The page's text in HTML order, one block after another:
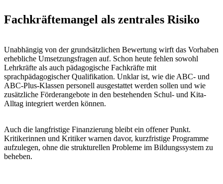
Fachkräftemangel als zentrales Risiko
Unabhängig von der grundsätzlichen Bewertung wirft das Vorhaben
erhebliche Umsetzungsfragen auf. Schon heute fehlen sowohl
Lehrkräfte als auch pädagogische Fachkräfte mit
sprachpädagogischer Qualifikation. Unklar ist, wie die ABC- und
ABC-Plus-Klassen personell ausgestattet werden sollen und wie
zusätzliche Förderangebote in den bestehenden Schul- und Kita-
Alltag integriert werden können.
Auch die langfristige Finanzierung bleibt ein offener Punkt.
Kritikerinnen und Kritiker warnen davor, kurzfristige Programme
aufzulegen, ohne die strukturellen Probleme im Bildungssystem zu
beheben.